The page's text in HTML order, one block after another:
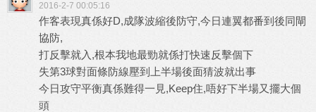
2016-2-7 00:05:16
作客表現真係好D,成隊波縮後防守,今日連翼都番到後同閘
協防,
打反擊就入,根本我地最勁就係打快速反擊個下
失第3球對面條防線壓到上半場後面猜波就出事
今日攻守平衡真係難得一見,Keep住,唔好下半場又擺大個
頭